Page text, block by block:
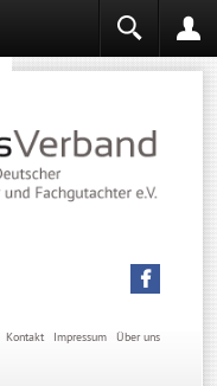
Über uns
Impressum
Kontakt